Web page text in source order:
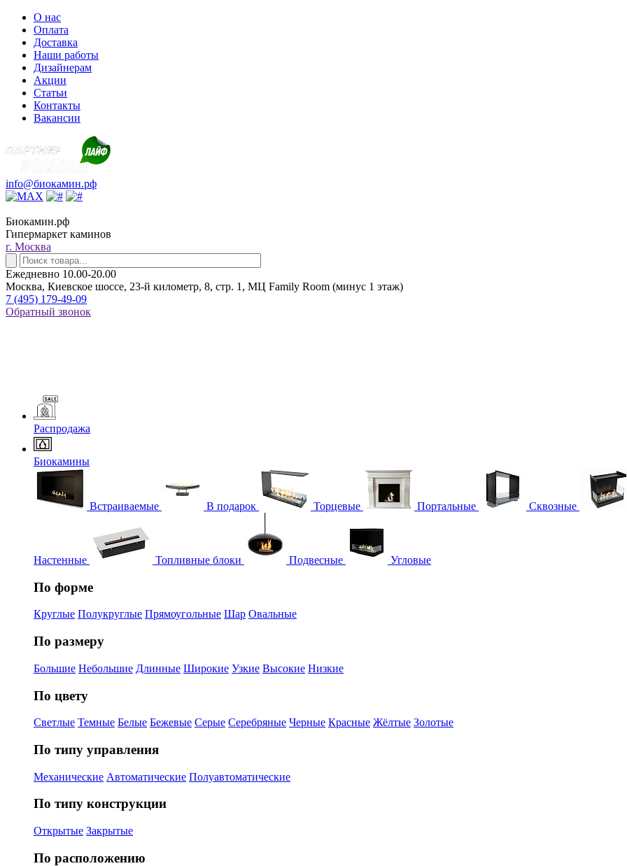
О нас
Оплата
Доставка
Наши работы
Дизайнерам
Акции
Статьи
Контакты
Вакансии
info@биокамин.рф
Биокамин.рф
Гипермаркет каминов
г. Москва
Ежедневно 10.00-20.00
Москва, Киевское шоссе, 23-й километр, 8, стр. 1, МЦ Family Room (минус 1 этаж)
7 (495) 179-49-09
Обратный звонок
Распродажа
Биокамины
Встраиваемые В подарок Торцевые Портальные Сквозные
Настенные Топливные блоки Подвесные Угловые
По форме
Круглые Полукруглые Прямоугольные Шар Овальные
По размеру
Большие Небольшие Длинные Широкие Узкие Высокие Низкие
По цвету
Светлые Темные Белые Бежевые Серые Серебряные Черные Красные Жёлтые Золотые
По типу управления
Механические Автоматические Полуавтоматические
По типу конструкции
Открытые Закрытые
По расположению